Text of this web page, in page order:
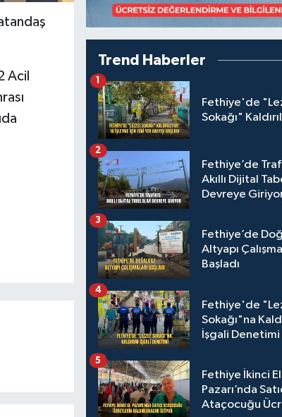
Acil
Trend Haberler
Fethiye'de
Sokağı"
1
Fethiye’de
Akıllı Dijital
Devreye
2
Fethiye’de
Altyapı
Başladı
3
Fethiye'de
Sokağı"na
İşgali Denetimi
4
Fethiye İkinci El
Pazarı’nda
Ataçocuğu
5